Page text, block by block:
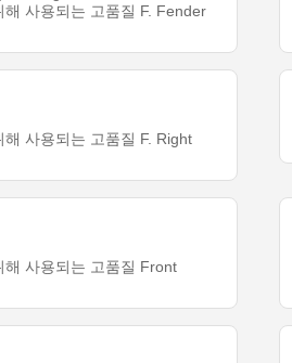
사용되는 고품질 F. Fender
사용되는 고품질 F. Right
해 사용되는 고품질 Front